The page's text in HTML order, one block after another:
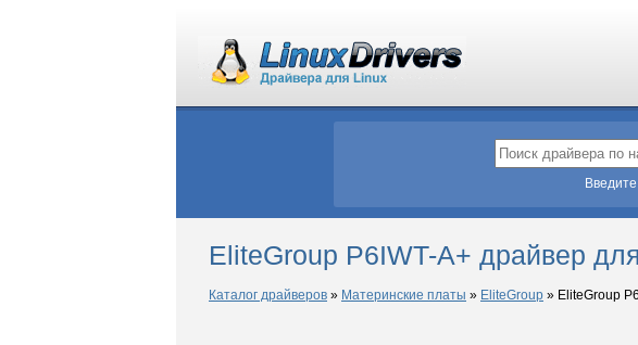
EliteGroup P6IWT-A+ драйвер
Каталог драйверов » Материнские платы » EliteGroup » EliteGroup